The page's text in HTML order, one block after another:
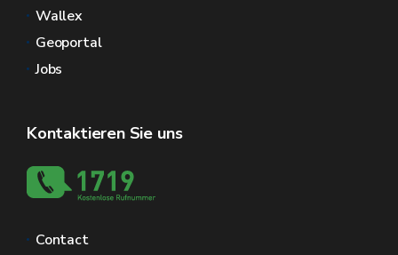
Wallex
Geoportal
Jobs
Kontaktieren Sie uns
Contact